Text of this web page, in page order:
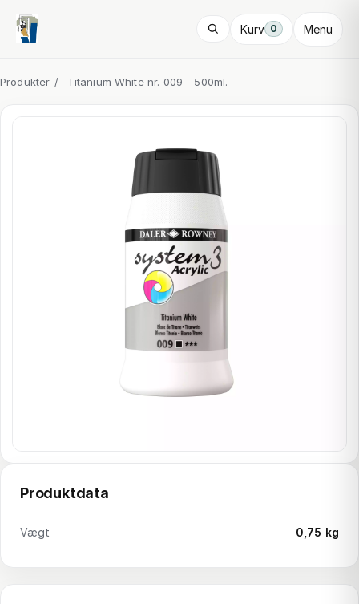
Kurv 0 Menu
Produkter / Titanium White nr. 009 - 500ml.
Produktdata
Vægt 0,75 kg